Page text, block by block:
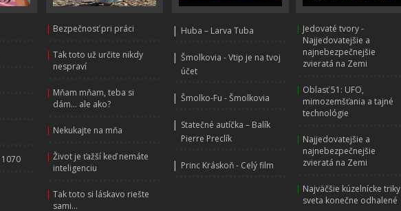
| Bezpečnosť pri práci
| Tak toto už určite nikdy
nespraví
| Mňam mňam, teba si
dám... ale ako?
| Nekukajte na mňa
| Život je ťažší keď nemáte
inteligenciu
| Tak toto si láskavo riešte
sami...
| Huba – Larva Tuba
| Šmolkovia - Vtip je na tvoj
účet
| Šmolko-Fu - Šmolkovia
| Statečné autíčka – Balík
Pierre Preclík
| Princ Kráskoň - Celý film
| Jedovaté tvory -
Najjedovatejšie a
najnebezpečnejšie
zvieratá na Zemi
| Oblasť 51: UFO,
mimozemšťania a tajné
technológie
| Najjedovatejšie a
najnebezpečnejšie
zvieratá na Zemi
| Najväčšie kúzelnícke triky
sveta konečne odhalené